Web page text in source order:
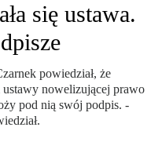
się ustawa.
powiedział, że
ustawy nowelizującej prawo
pod nią swój podpis. -